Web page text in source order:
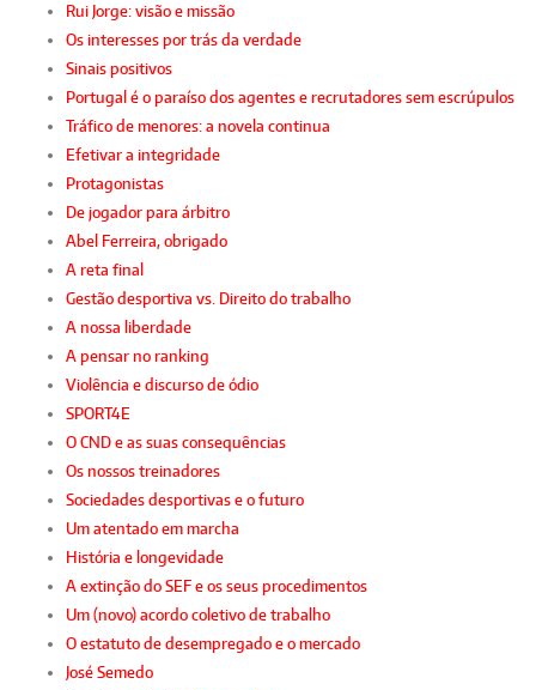
Rui Jorge: visão e missão
Os interesses por trás da verdade
Sinais positivos
Portugal é o paraíso dos agentes e recrutadores sem escrúpulos
Tráfico de menores: a novela continua
Efetivar a integridade
Protagonistas
De jogador para árbitro
Abel Ferreira, obrigado
A reta final
Gestão desportiva vs. Direito do trabalho
A nossa liberdade
A pensar no ranking
Violência e discurso de ódio
SPORT4E
O CND e as suas consequências
Os nossos treinadores
Sociedades desportivas e o futuro
Um atentado em marcha
História e longevidade
A extinção do SEF e os seus procedimentos
Um (novo) acordo coletivo de trabalho
O estatuto de desempregado e o mercado
José Semedo